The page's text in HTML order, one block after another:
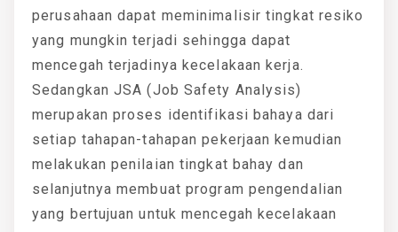
perusahaan dapat meminimalisir tingkat resiko
yang mungkin terjadi sehingga dapat
mencegah terjadinya kecelakaan kerja.
Sedangkan JSA (Job Safety Analysis)
merupakan proses identifikasi bahaya dari
setiap tahapan-tahapan pekerjaan kemudian
melakukan penilaian tingkat bahay dan
selanjutnya membuat program pengendalian
yang bertujuan untuk mencegah kecelakaan